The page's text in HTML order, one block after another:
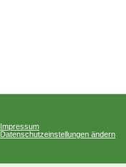
Impressum
Datenschutzeinstellungen ändern